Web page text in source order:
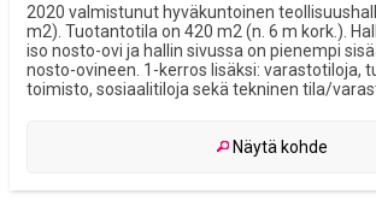
2020 valmistunut hyväkuntoinen
m2). Tuotantotila on 420 m2 (n. 6 m kork.).
iso nosto-ovi ja hallin sivussa on pienempi
nosto-ovineen. 1-kerros lisäksi: varastotiloja,
toimisto, sosiaalitiloja sekä tekninen tila/
Näytä kohde